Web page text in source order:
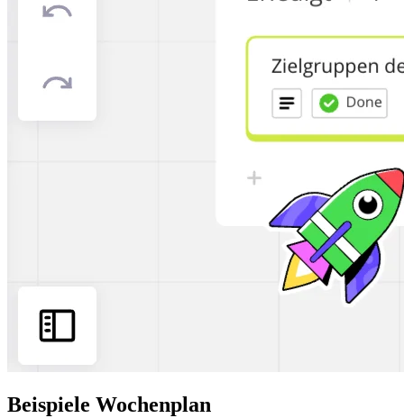
Beispiele Wochenplan